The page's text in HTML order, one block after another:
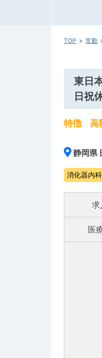
TOP 常勤
東日
日祝
特徴 高
静岡県
消化器内科
求
医